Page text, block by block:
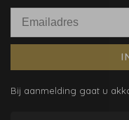
Bij aanmelding gaat u